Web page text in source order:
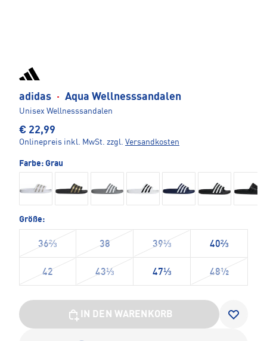
adidas · Aqua Wellnesssandalen
Unisex Wellnesssandalen
€ 22,99
Onlinepreis inkl. MwSt. zzgl. Versandkosten
Farbe: Grau
Größe:
36⅔ 38 39⅓ 40⅔
42 43⅓ 47⅓ 48½
IN DEN WARENKORB